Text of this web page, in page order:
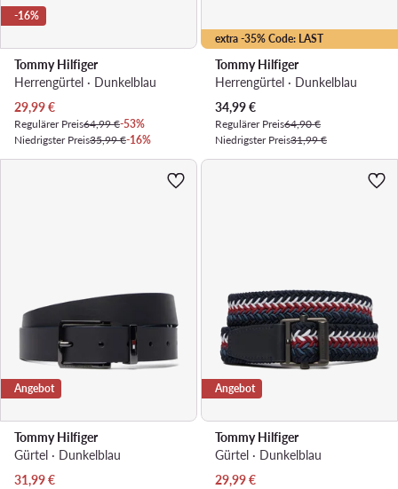
-16%
Tommy Hilfiger
Herrengürtel · Dunkelblau
Aktueller Preis
29,99€
Regulärer Preis64,99 €-53%
Niedrigster Preis35,99 €-16%
extra -35% Code: LAST
Tommy Hilfiger
Herrengürtel · Dunkelblau
Aktueller Preis
34,99€
Regulärer Preis64,90 €
Niedrigster Preis31,99 €
Angebot
Tommy Hilfiger
Gürtel · Dunkelblau
Aktueller Preis
31,99€
Angebot
Tommy Hilfiger
Gürtel · Dunkelblau
Aktueller Preis
29,99€